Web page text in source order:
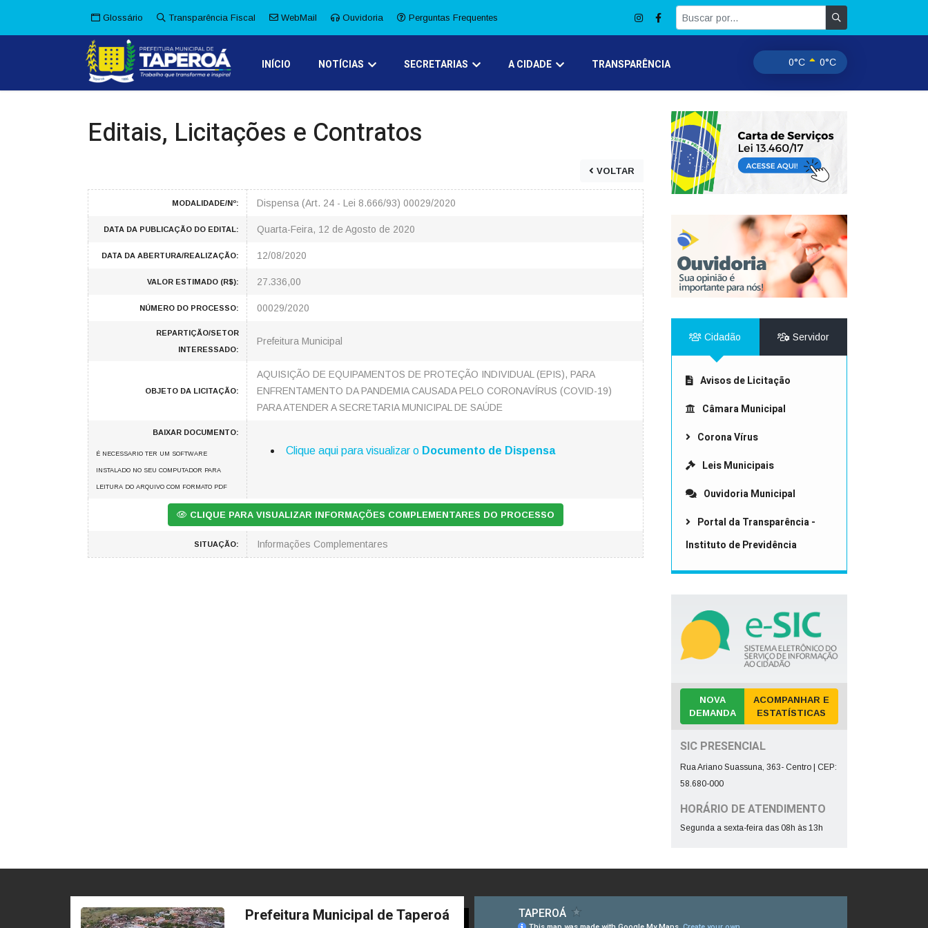
Glossário Transparência Fiscal WebMail Ouvidoria Perguntas Frequentes
0°C 0°C
INÍCIO NOTÍCIAS SECRETARIAS A CIDADE TRANSPARÊNCIA
Editais, Licitações e Contratos
VOLTAR
MODALIDADE/Nº: Dispensa (Art. 24 - Lei 8.666/93) 00029/2020
DATA DA PUBLICAÇÃO DO EDITAL: Quarta-Feira, 12 de Agosto de 2020
DATA DA ABERTURA/REALIZAÇÃO: 12/08/2020
VALOR ESTIMADO (R$): 27.336,00
NÚMERO DO PROCESSO: 00029/2020
REPARTIÇÃO/SETOR
INTERESSADO:
Prefeitura Municipal
OBJETO DA LICITAÇÃO:
AQUISIÇÃO DE EQUIPAMENTOS DE PROTEÇÃO INDIVIDUAL (EPIS), PARA
ENFRENTAMENTO DA PANDEMIA CAUSADA PELO CORONAVÍRUS (COVID-19)
PARA ATENDER A SECRETARIA MUNICIPAL DE SAÚDE
BAIXAR DOCUMENTO:
É NECESSARIO TER UM SOFTWARE
INSTALADO NO SEU COMPUTADOR PARA
LEITURA DO ARQUIVO COM FORMATO PDF
Clique aqui para visualizar o Documento de Dispensa
CLIQUE PARA VISUALIZAR INFORMAÇÕES COMPLEMENTARES DO PROCESSO
SITUAÇÃO: Informações Complementares
Cidadão Servidor
Avisos de Licitação
Câmara Municipal
Corona Vírus
Leis Municipais
Ouvidoria Municipal
Portal da Transparência -
Instituto de Previdência
NOVA
DEMANDA
ACOMPANHAR E
ESTATÍSTICAS
SIC PRESENCIAL
Rua Ariano Suassuna, 363- Centro | CEP:
58.680-000
HORÁRIO DE ATENDIMENTO
Segunda a sexta-feira das 08h às 13h
Prefeitura Municipal de Taperoá